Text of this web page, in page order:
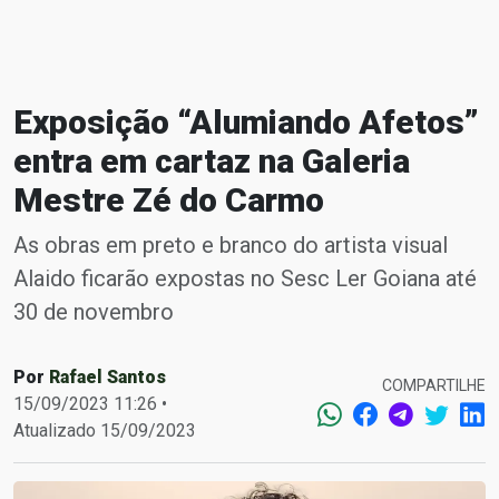
Exposição “Alumiando Afetos”
entra em cartaz na Galeria
Mestre Zé do Carmo
As obras em preto e branco do artista visual
Alaido ficarão expostas no Sesc Ler Goiana até
30 de novembro
Por Rafael Santos
15/09/2023 11:26 •
Atualizado 15/09/2023
COMPARTILHE